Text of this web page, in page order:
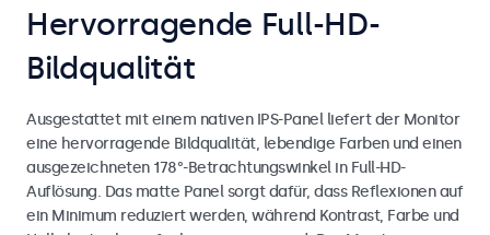
Hervorragende Full-HD-
Bildqualität
Ausgestattet mit einem nativen IPS-Panel liefert der Monitor
eine hervorragende Bildqualität, lebendige Farben und einen
ausgezeichneten 178°-Betrachtungswinkel in Full-HD-
Auflösung. Das matte Panel sorgt dafür, dass Reflexionen auf
ein Minimum reduziert werden, während Kontrast, Farbe und